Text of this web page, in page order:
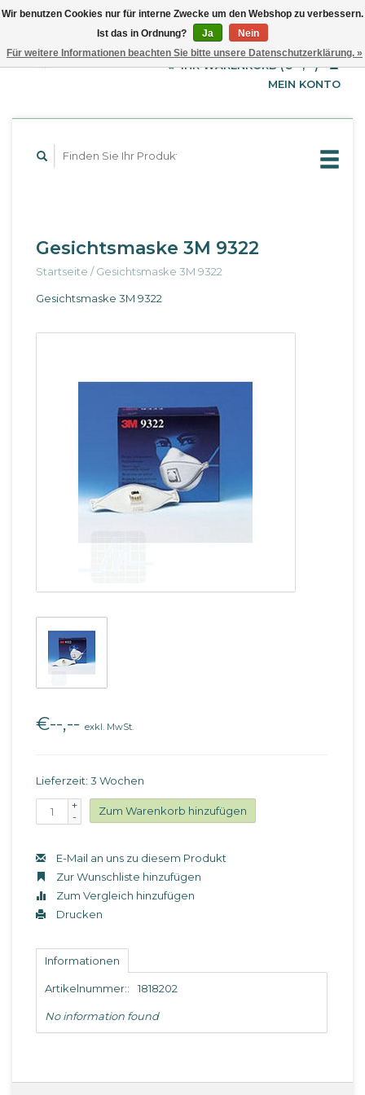
EUR
GBP
USD
English
Français
IHR WARENKORB (€--,--)
MEIN KONTO
Gesichtsmaske 3M 9322
Startseite /Gesichtsmaske 3M 9322
Gesichtsmaske 3M 9322
€--,-- exkl. MwSt.
Lieferzeit: 3 Wochen
+
-
Zum Warenkorb hinzufügen
E-Mail an uns zu diesem Produkt
Zur Wunschliste hinzufügen
Zum Vergleich hinzufügen
Drucken
Informationen
Artikelnummer:: 1818202
No information found
Wir benutzen Cookies nur für interne Zwecke um den Webshop zu verbessern.
Ist das in Ordnung?
Ja
Nein
Für weitere Informationen beachten Sie bitte unsere Datenschutzerklärung. »